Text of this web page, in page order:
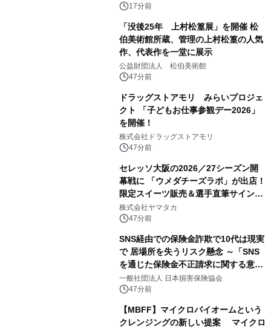
による 再生可能エネルギー電力の使用
17分前
「没後25年 上村松篁展」を開催 松
伯美術館所蔵、管理の上村松篁の人気
作、代表作を一堂に展示
公益財団法人 松伯美術館
47分前
ドラッグストアモリ みらいプロジェ
クト 「子どもお仕事参観デー2026」
を開催！
株式会社ドラッグストアモリ
47分前
セレッソ大阪の2026／27シーズン開
幕戦に 「ウメダチーズラボ」が出店！
限定スイーツ販売＆選手直筆サイング
ッズが当たる抽選会を 8月8日に開催
株式会社ヤマタカ
47分前
SNS経由での保険金詐欺で10代は現実
で 居場所を失うリスク懸念 ～「SNS
を通じた保険金不正請求に関する意識
調査」を実施、 認知度の低さも浮き彫
りに～
一般社団法人 日本損害保険協会
47分前
【MBFF】マイクロバイオームという
クレンジングの新しい提案 マイクロ